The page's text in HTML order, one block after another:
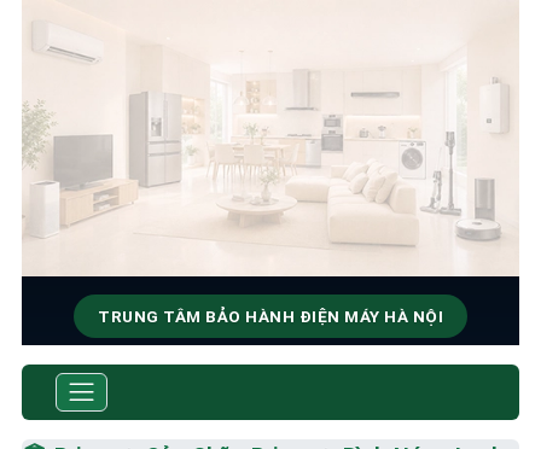
TRUNG TÂM BẢO HÀNH ĐIỆN MÁY HÀ NỘI
SỬA CHỮA & BẢO HÀNH
PRIME